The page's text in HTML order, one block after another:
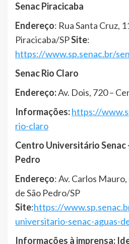
Senac Piracicaba
Endereço: Rua Santa Cruz,
Piracicaba/SPSite:
https://www.sp.senac.br/
Senac Rio Claro
Endereço:Av. Dois, 720 –
Informações:https://
rio-claro
Centro Universitário Senac
Pedro
Endereço: Av. Carlos
de São Pedro/SP
Site:https://
universitario-senac-aguas-
Informações à imprensa: